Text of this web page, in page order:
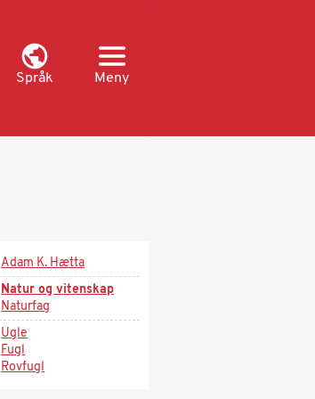
Språk Meny
Adam K. Hætta
Natur og vitenskap
Naturfag
Ugle
Fugl
Rovfugl